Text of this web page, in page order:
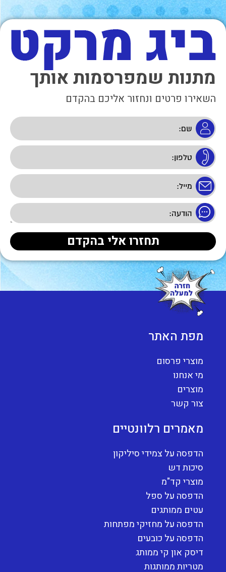
מתנות שמפרסמות אותך
השאירו פרטים ונחזור אליכם בהקדם
מפת האתר
מוצרי פרסום
מי אנחנו
מוצרים
צור קשר
מאמרים רלוונטיים
הדפסה על צמידי סיליקון
סיכות דש
מוצרי קד"מ
הדפסה על ספל
עטים ממותגים
הדפסה על מחזיקי מפתחות
הדפסה על כובעים
דיסק און קי ממותג
מטריות ממותגות